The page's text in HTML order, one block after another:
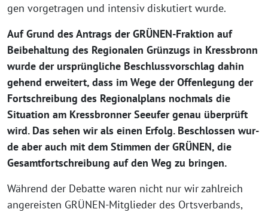
gen vor­ge­tra­gen und inten­siv dis­ku­tiert wurde.
Auf Grund des Antrags der GRÜNEN-Fraktion auf
Beibehaltung des Regionalen Grünzugs in Kressbronn
wur­de der ursprüng­li­che Beschlussvorschlag dahin
gehend erwei­tert, dass im Wege der Offenlegung der
Fortschreibung des Regionalplans noch­mals die
Situation am Kressbronner Seeufer genau über­prüft
wird. Das sehen wir als einen Erfolg. Beschlossen wur­
de aber auch mit dem Stimmen der GRÜNEN, die
Gesamtfortschreibung auf den Weg zu bringen.
Während der Debatte waren nicht nur wir zahl­reich
ange­reis­ten GRÜNEN-Mitglieder des Ortsverbands,